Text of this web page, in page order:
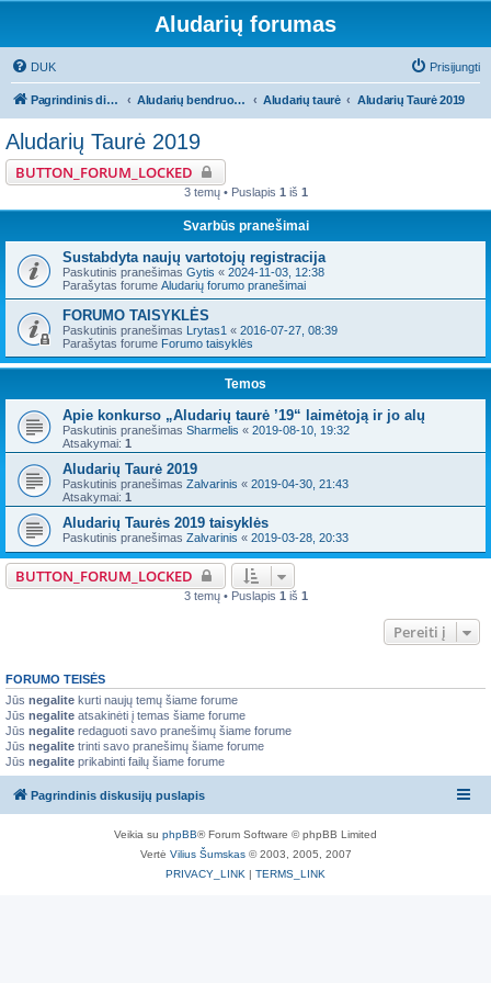
Aludarių forumas
DUK Prisijungti
Pagrindinis diskusijų puslapis Aludarių bendruomeniniai reikalai Aludarių taurė Aludarių Taurė 2019
Aludarių Taurė 2019
BUTTON_FORUM_LOCKED
3 temų • Puslapis 1 iš 1
Svarbūs pranešimai
Sustabdyta naujų vartotojų registracija
Paskutinis pranešimas Gytis « 2024-11-03, 12:38
Parašytas forume Aludarių forumo pranešimai
FORUMO TAISYKLĖS
Paskutinis pranešimas Lrytas1 « 2016-07-27, 08:39
Parašytas forume Forumo taisyklės
Temos
Apie konkurso „Aludarių taurė ’19“ laimėtoją ir jo alų
Paskutinis pranešimas Sharmelis « 2019-08-10, 19:32
Atsakymai: 1
Aludarių Taurė 2019
Paskutinis pranešimas Zalvarinis « 2019-04-30, 21:43
Atsakymai: 1
Aludarių Taurės 2019 taisyklės
Paskutinis pranešimas Zalvarinis « 2019-03-28, 20:33
BUTTON_FORUM_LOCKED
3 temų • Puslapis 1 iš 1
Pereiti į
FORUMO TEISĖS
Jūs negalite kurti naujų temų šiame forume
Jūs negalite atsakinėti į temas šiame forume
Jūs negalite redaguoti savo pranešimų šiame forume
Jūs negalite trinti savo pranešimų šiame forume
Jūs negalite prikabinti failų šiame forume
Pagrindinis diskusijų puslapis
Veikia su phpBB® Forum Software © phpBB Limited
Vertė Vilius Šumskas© 2003, 2005, 2007
PRIVACY_LINK | TERMS_LINK